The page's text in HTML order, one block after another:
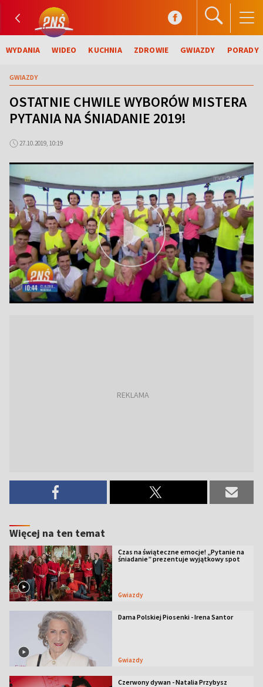
WYDANIA WIDEO KUCHNIA ZDROWIE GWIAZDY PORADY
GWIAZDY
OSTATNIE CHWILE WYBORÓW MISTERA
PYTANIA NA ŚNIADANIE 2019!
27.10.2019, 10:19
Więcej na ten temat
Czas na świąteczne emocje! „Pytanie na
śniadanie” prezentuje wyjątkowy spot
Gwiazdy
Dama Polskiej Piosenki - Irena Santor
Gwiazdy
Czerwony dywan - Natalia Przybysz